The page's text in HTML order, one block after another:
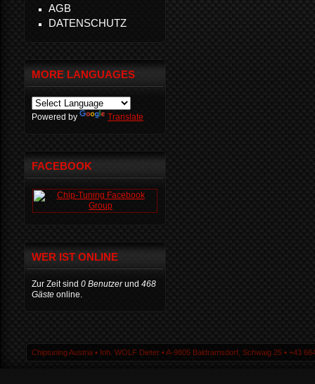
AGB
DATENSCHUTZ
MORE LANGUAGES
Powered by Translate
FACEBOOK
WER IST ONLINE
Zur Zeit sind 0 Benutzerund 468
Gäste online.
Chiptuning Austria ▪ Inh. WOLF Dieter ▪ A-9805 Baldramsdorf, Schwaig 25 ▪ +43